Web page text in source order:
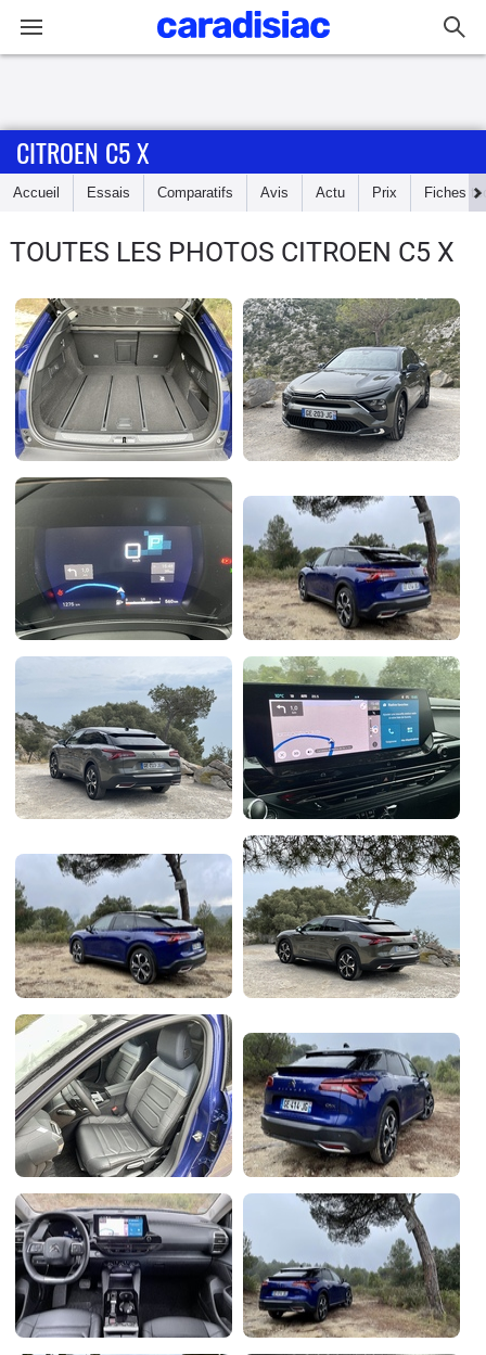
Accueil
Essais
Guide
d'achat
Electriques
Utilitaires
Auto
Services
Marques
CITROEN C5 X
Accueil Essais Comparatifs Avis Actu Prix Fiches
TOUTES LES PHOTOS CITROEN C5 X